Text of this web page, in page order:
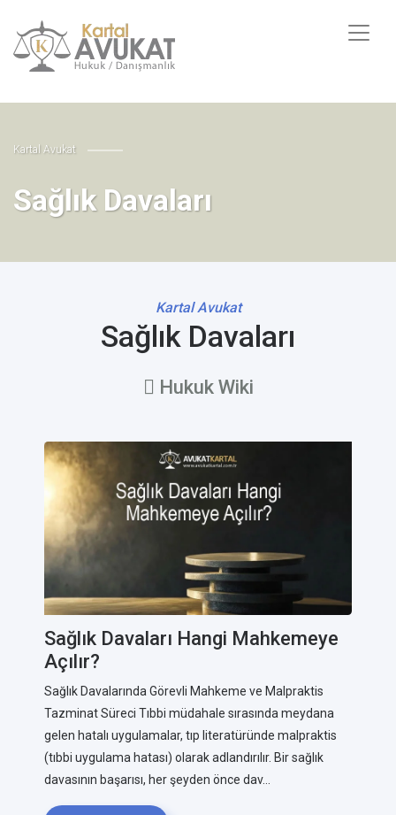
Kartal Avukat
Sağlık Davaları
Kartal Avukat
Sağlık Davaları
Hukuk Wiki
Sağlık Davaları Hangi Mahkemeye
Açılır?
Sağlık Davalarında Görevli Mahkeme ve Malpraktis
Tazminat Süreci Tıbbi müdahale sırasında meydana
gelen hatalı uygulamalar, tıp literatüründe malpraktis
(tıbbi uygulama hatası) olarak adlandırılır. Bir sağlık
davasının başarısı, her şeyden önce dav...